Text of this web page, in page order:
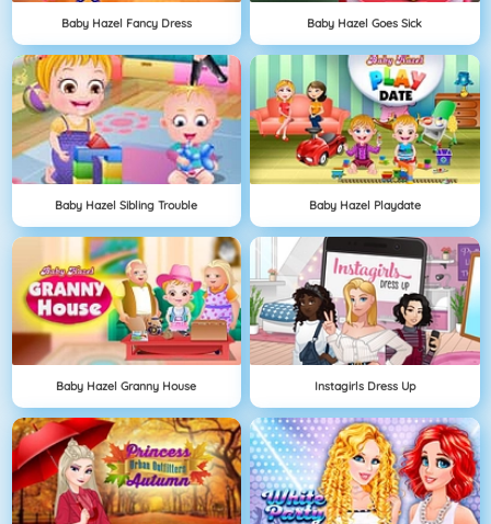
Baby Hazel Fancy Dress Baby Hazel Goes Sick
Baby Hazel Sibling Trouble Baby Hazel Playdate
Baby Hazel Granny House Instagirls Dress Up